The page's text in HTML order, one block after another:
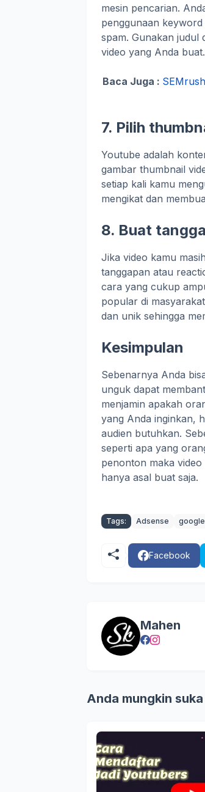
mesin pencarian.
penggunaan
spam. Gunakan judul
video yang Anda buat.
Baca Juga :
7. Pilih
Youtube adalah
gambar thumbnail
setiap kali kamu
mengikat dan
8. Buat
Jika video kamu
tanggapan atau
cara yang cukup
popular di
dan unik sehingga
Kesimpulan
Sebenarnya Anda
unguk dapat
menjamin apakah
yang Anda inginkan,
audien butuhkan.
seperti apa yang
penonton maka
hanya asal buat saja.
Tags: Adsense google
Facebook
Mahen
Anda mungkin suka